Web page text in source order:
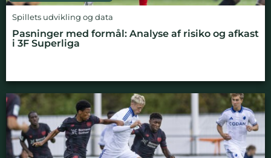
Spillets udvikling og data
Pasninger med formål: Analyse af risiko og afkast
i 3F Superliga